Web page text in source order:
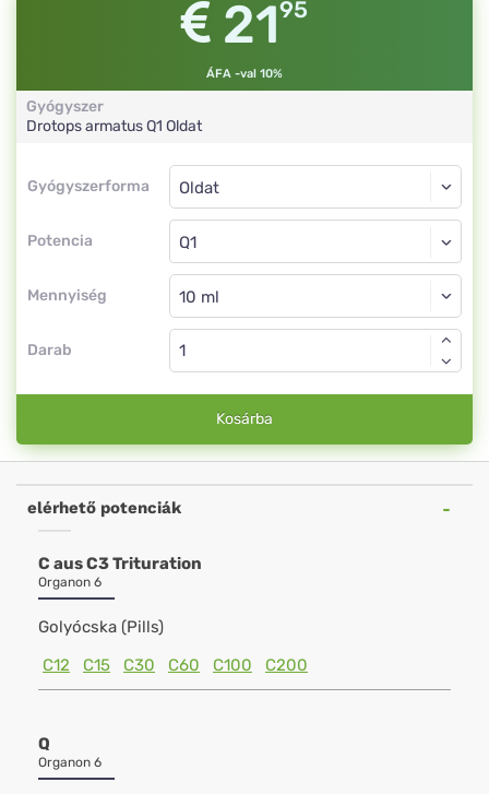
2195
ÁFA -val 10%
Gyógyszer
Drotops armatusQ1 Oldat
Gyógyszerforma
Gyógyszerforma
Potencia
Oldat
Q1
Mennyiség
Oldat
Darab
Kosárba
elérhető potenciák
C aus C3 Trituration
Organon 6
Golyócska (Pills)
C12
C15 C30 C60 C100 C200
Q
Organon 6